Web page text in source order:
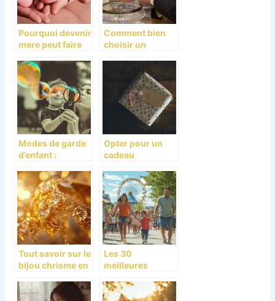
Pourquoi devenir
mere peut faire
Comment bien
choisir un
Modes de garde
d’enfant :
choisir ?
Opter pour un
cadeau
pour la fête des
mères
Tout savoir sur le
bijou chrisme en
symbolisme et
Les 30
meilleures
en famille à